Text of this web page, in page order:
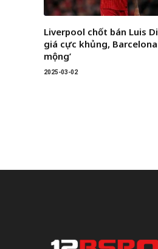
Liverpool chốt bán Luis
giá cực khủng, Barcelona
mộng’
2025-03-02